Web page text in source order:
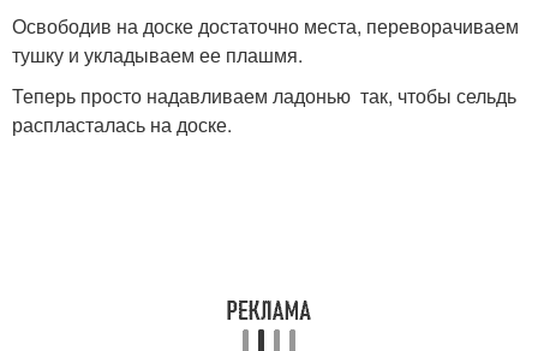
Освободив на доске достаточно места, переворачиваем
тушку и укладываем ее плашмя.
Теперь просто надавливаем ладонью так, чтобы сельдь
распласталась на доске.